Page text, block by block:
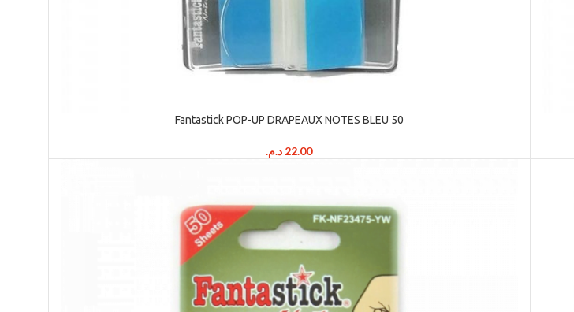
Fantastick POP-UP DRAPEAUX NOTES BLEU 50
22.00 د.م.